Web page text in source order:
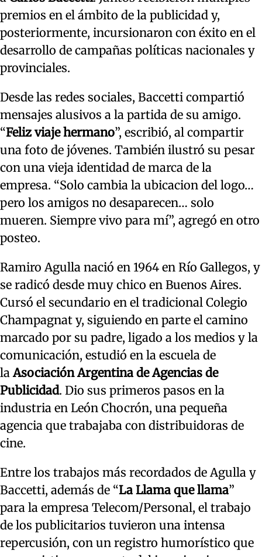
premios en el ámbito de la publicidad y,
posteriormente, incursionaron con éxito en el
desarrollo de campañas políticas nacionales y
provinciales.
Desde las redes sociales, Baccetti compartió
mensajes alusivos a la partida de su amigo.
“Feliz viaje hermano”, escribió, al compartir
una foto de jóvenes. También ilustró su pesar
con una vieja identidad de marca de la
empresa. “Solo cambia la ubicacion del logo…
pero los amigos no desaparecen… solo
mueren. Siempre vivo para mí”, agregó en otro
posteo.
Ramiro Agulla nació en 1964 en Río Gallegos, y
se radicó desde muy chico en Buenos Aires.
Cursó el secundario en el tradicional Colegio
Champagnat y, siguiendo en parte el camino
marcado por su padre, ligado a los medios y la
comunicación, estudió en la escuela de
laAsociación Argentina de Agencias de
Publicidad. Dio sus primeros pasos en la
industria en León Chocrón, una pequeña
agencia que trabajaba con distribuidoras de
cine.
Entre los trabajos más recordados de Agulla y
Baccetti, además de “La Llama que llama”
para la empresa Telecom/Personal, el trabajo
de los publicitarios tuvieron una intensa
repercusión, con un registro humorístico que